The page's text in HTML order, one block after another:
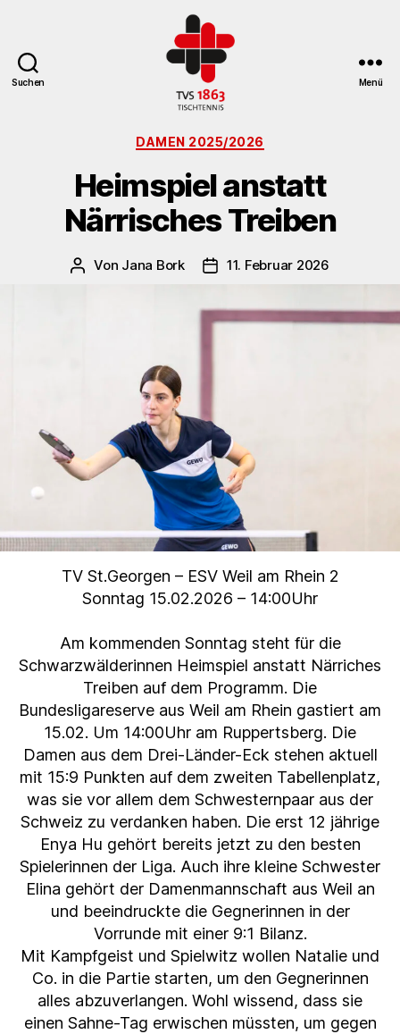
Suchen
St.
Tischtennisabteilung
Menü
Kategorien
DAMEN 2025/2026
Heimspiel anstatt
Närrisches Treiben
Beitragsautor
Von Jana Bork Veröffentlichungsdatum
11. Februar 2026
TV St.Georgen – ESV Weil am Rhein 2
Sonntag 15.02.2026 – 14:00Uhr
Am kommenden Sonntag steht für die
Schwarzwälderinnen Heimspiel anstatt Närriches
Treiben auf dem Programm. Die
Bundesligareserve aus Weil am Rhein gastiert am
15.02. Um 14:00Uhr am Ruppertsberg. Die
Damen aus dem Drei-Länder-Eck stehen aktuell
mit 15:9 Punkten auf dem zweiten Tabellenplatz,
was sie vor allem dem Schwesternpaar aus der
Schweiz zu verdanken haben. Die erst 12 jährige
Enya Hu gehört bereits jetzt zu den besten
Spielerinnen der Liga. Auch ihre kleine Schwester
Elina gehört der Damenmannschaft aus Weil an
und beeindruckte die Gegnerinnen in der
Vorrunde mit einer 9:1 Bilanz.
Mit Kampfgeist und Spielwitz wollen Natalie und
Co. in die Partie starten, um den Gegnerinnen
alles abzuverlangen. Wohl wissend, dass sie
einen Sahne-Tag erwischen müssten, um gegen